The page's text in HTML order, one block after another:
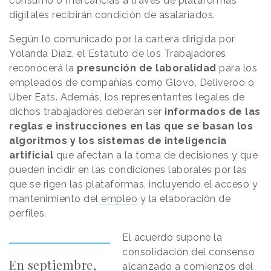
digitales recibirán condición de asalariados.
Según lo comunicado por la cartera dirigida por
Yolanda Díaz, el Estatuto de los Trabajadores
reconocerá la presunción de laboralidad para los
empleados de compañías como Glovo, Deliveroo o
Uber Eats. Además, los representantes legales de
dichos trabajadores deberán ser informados de las
reglas e instrucciones en las que se basan los
algoritmos y los sistemas de inteligencia
artificial que afectan a la toma de decisiones y que
pueden incidir en las condiciones laborales por las
que se rigen las plataformas, incluyendo el acceso y
mantenimiento del empleo y la elaboración de
perfiles.
En septiembre,
El acuerdo supone la
consolidación del consenso
alcanzado a comienzos del